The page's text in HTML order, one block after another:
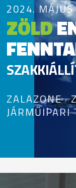
2024.
ZÖLD
ZALAZONE ·
JÁRMŰIPARI